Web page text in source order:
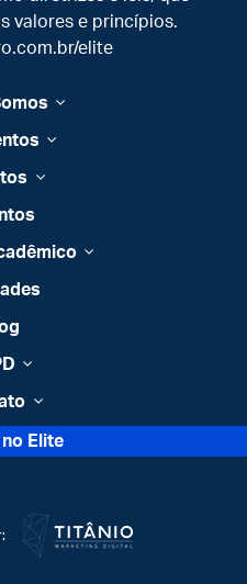
valores e princípios.
elite
Elite